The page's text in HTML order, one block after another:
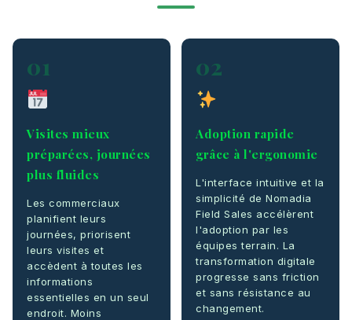
01
Visites mieux
préparées, journées
plus fluides
Les commerciaux
planifient leurs
journées, priorisent
leurs visites et
accèdent à toutes les
informations
essentielles en un seul
endroit. Moins
02
Adoption rapide
grâce à l'ergonomie
L'interface intuitive et la
simplicité de Nomadia
Field Sales accélèrent
l'adoption par les
équipes terrain. La
transformation digitale
progresse sans friction
et sans résistance au
changement.